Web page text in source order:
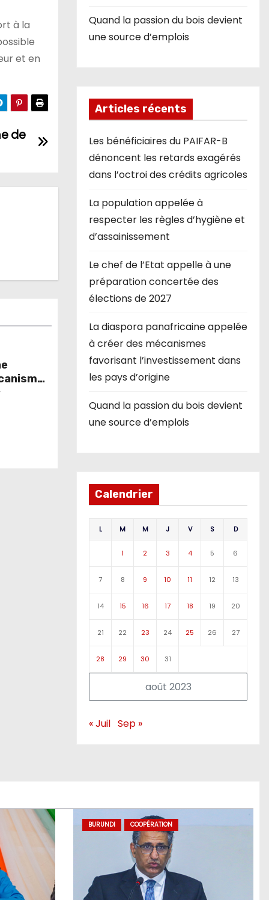
à la
et en
de
Quand la passion du bois devient
une source d’emplois
Articles récents
Les bénéficiaires du PAIFAR-B
dénoncent les retards exagérés
dans l’octroi des crédits agricoles
La population appelée à
respecter les règles d’hygiène et
d’assainissement
Le chef de l’Etat appelle à une
préparation concertée des
élections de 2027
La diaspora panafricaine appelée
à créer des mécanismes
favorisant l’investissement dans
les pays d’origine
Quand la passion du bois devient
une source d’emplois
Calendrier
août 2023
L M M J V S D
1 2 3 4 5 6
7 8 9 10 11 12 13
14 15 16 17 18 19 20
21 22 23 24 25 26 27
28 29 30 31
« Juil Sep »
BURUNDI COOPÉRATION